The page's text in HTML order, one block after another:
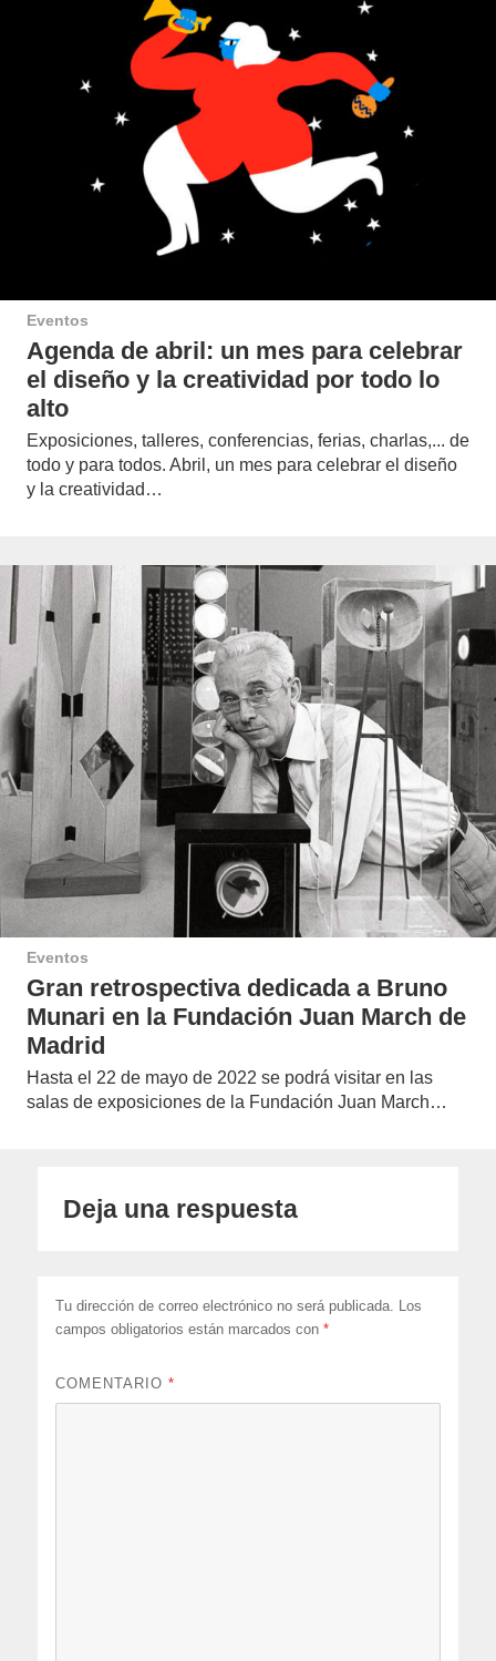
Eventos
Agenda de abril: un mes para celebrar
el diseño y la creatividad por todo lo
alto
Exposiciones, talleres, conferencias, ferias, charlas,... de
todo y para todos. Abril, un mes para celebrar el diseño
y la creatividad…
Eventos
Gran retrospectiva dedicada a Bruno
Munari en la Fundación Juan March de
Madrid
Hasta el 22 de mayo de 2022 se podrá visitar en las
salas de exposiciones de la Fundación Juan March…
Deja una respuesta
Tu dirección de correo electrónico no será publicada. Los
campos obligatorios están marcados con*
COMENTARIO*